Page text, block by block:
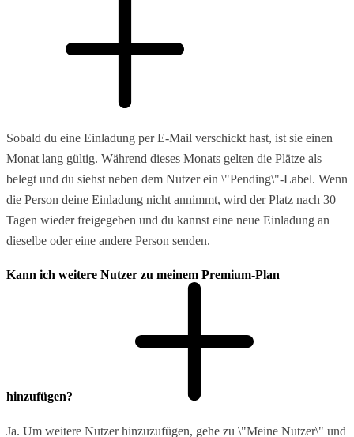
Sobald du eine Einladung per E-Mail verschickt hast, ist sie einen
Monat lang gültig. Während dieses Monats gelten die Plätze als
belegt und du siehst neben dem Nutzer ein \"Pending\"-Label. Wenn
die Person deine Einladung nicht annimmt, wird der Platz nach 30
Tagen wieder freigegeben und du kannst eine neue Einladung an
dieselbe oder eine andere Person senden.
Kann ich weitere Nutzer zu meinem Premium-Plan
hinzufügen?
Ja. Um weitere Nutzer hinzuzufügen, gehe zu \"Meine Nutzer\" und